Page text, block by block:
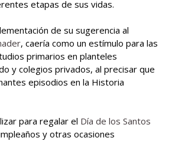
etapas de sus vidas.
de su sugerencia al
, caería como un estímulo para las
primarios en planteles
y colegios privados, al precisar que
episodios en la Historia
para regalar el Día de los Santos
y otras ocasiones